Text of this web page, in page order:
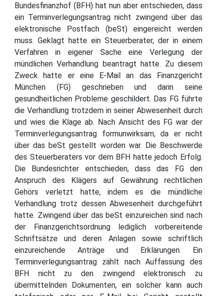
Bundesfinanzhof (BFH) hat nun aber entschieden, dass
ein Terminverlegungsantrag nicht zwingend über das
elektronische Postfach (beSt) eingereicht werden
muss. Geklagt hatte ein Steuerberater, der in einem
Verfahren in eigener Sache eine Verlegung der
mündlichen Verhandlung beantragt hatte. Zu diesem
Zweck hatte er eine E-Mail an das Finanzgericht
München (FG) geschrieben und darin seine
gesundheitlichen Probleme geschildert. Das FG führte
die Verhandlung trotzdem in seiner Abwesenheit durch
und wies die Klage ab. Nach Ansicht des FG war der
Terminverlegungsantrag formunwirksam, da er nicht
über das beSt gestellt worden war. Die Beschwerde
des Steuerberaters vor dem BFH hatte jedoch Erfolg.
Die Bundesrichter entschieden, dass das FG den
Anspruch des Klägers auf Gewährung rechtlichen
Gehörs verletzt hatte, indem es die mündliche
Verhandlung trotz dessen Abwesenheit durchgeführt
hatte. Zwingend über das beSt einzureichen sind nach
der Finanzgerichtsordnung lediglich vorbereitende
Schriftsätze und deren Anlagen sowie schriftlich
einzureichende Anträge und Erklärungen. Ein
Terminverlegungsantrag zählt nach Auffassung des
BFH nicht zu den zwingend elektronisch zu
übermittelnden Dokumenten, ein solcher kann auch